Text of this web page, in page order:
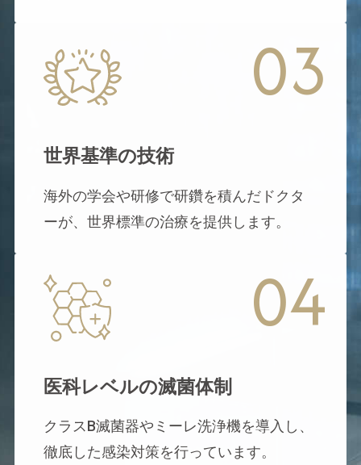
03
世界基準の技術
海外の学会や研修で研鑽を積んだドクタ
ーが、世界標準の治療を提供します。
04
医科レベルの滅菌体制
クラスB滅菌器やミーレ洗浄機を導入し、
徹底した感染対策を行っています。